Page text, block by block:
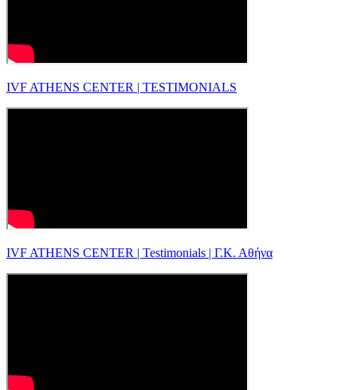
IVF ATHENS CENTER | TESTIMONIALS
IVF ATHENS CENTER | Testimonials | Γ.Κ. Αθήνα